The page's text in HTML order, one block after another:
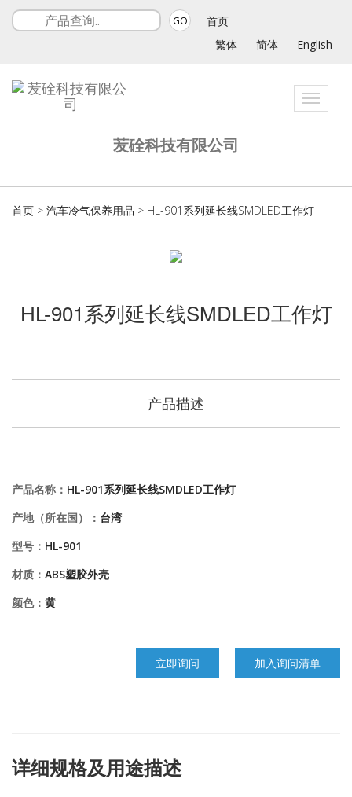
GO
首页
繁体
简体 English
Toggle
苃硂科技有限公司
首页 > 汽车冷气保养用品 > HL-901系列延长线SMDLED工作灯
HL-901系列延长线SMDLED工作灯
产品描述
产品名称： HL-901系列延长线SMDLED工作灯
产地（所在国）： 台湾
型号： HL-901
材质： ABS塑胶外壳
颜色： 黄
立即询问 加入询问清单
详细规格及用途描述